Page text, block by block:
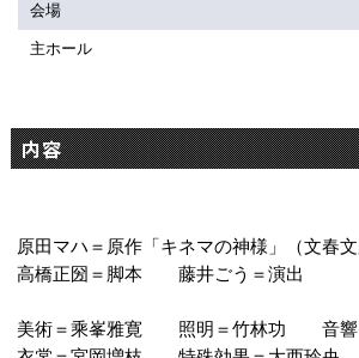
プラットニュース 出版物
交通アクセス
会場
主ホール
内容
原田マハ＝原作「キネマの神様」（文春文
高橋正圀＝脚本 藤井ごう＝演出
美術＝乘峯雅寛 照明＝竹林功 音響